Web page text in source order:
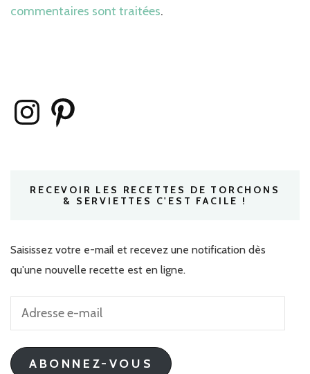
commentaires sont traitées.
InstagramPinterest
RECEVOIR LES RECETTES DE TORCHONS
& SERVIETTES C'EST FACILE !
Saisissez votre e-mail et recevez une notification dès
qu'une nouvelle recette est en ligne.
Adresse
mail
ABONNEZ-VOUS